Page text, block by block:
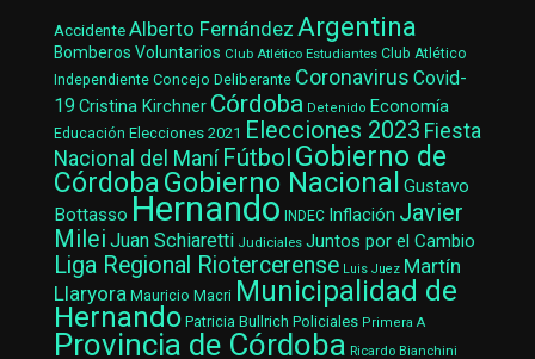
AccidenteAlberto Fernández Argentina
Bomberos Voluntarios Club Atlético Estudiantes Club Atlético
Independiente Concejo Deliberante Coronavirus Covid-
19 Cristina Kirchner Córdoba Detenido Economía
Educación Elecciones 2021 Elecciones 2023 Fiesta
Nacional del Maní Fútbol Gobierno de
CórdobaGobierno Nacional Gustavo
Bottasso Hernando INDEC Inflación Javier
Milei Juan Schiaretti Judiciales Juntos por el Cambio
Liga Regional Riotercerense Luis Juez Martín
Llaryora Mauricio Macri Municipalidad de
Hernando Patricia Bullrich Policiales Primera A
Provincia de Córdoba Ricardo Bianchini